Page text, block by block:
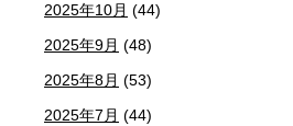
2025年10月 (44)
2025年9月 (48)
2025年8月 (53)
2025年7月 (44)